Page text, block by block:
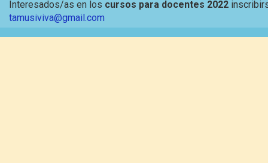
Interesados/as en los cursos para docentes 2022
tamusiviva@gmail.com